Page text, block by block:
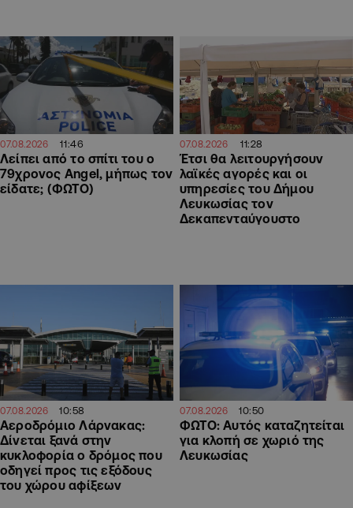
07.08.2026 11:46
Λείπει από το σπίτι του ο
79χρονος Angel, μήπως τον
είδατε; (ΦΩΤΟ)
07.08.2026 11:28
Έτσι θα λειτουργήσουν
λαϊκές αγορές και οι
υπηρεσίες του Δήμου
Λευκωσίας τον
Δεκαπενταύγουστο
07.08.2026 10:58
Αεροδρόμιο Λάρνακας:
Δίνεται ξανά στην
κυκλοφορία ο δρόμος που
οδηγεί προς τις εξόδους
του χώρου αφίξεων
07.08.2026 10:50
ΦΩΤΟ: Αυτός καταζητείται
για κλοπή σε χωριό της
Λευκωσίας